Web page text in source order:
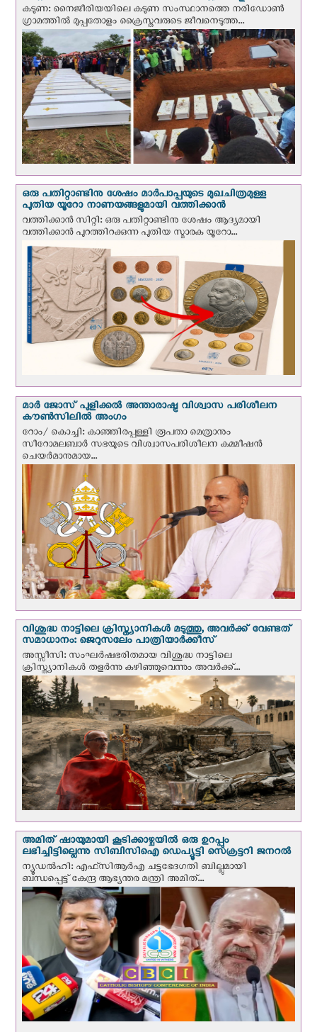
കടുണ: നൈജീരിയയിലെ കടുണ സംസ്ഥാനത്തെ നരിഡോൺ
ഗ്രാമത്തിൽ മുപ്പതോളം ക്രൈസ്തവരുടെ ജീവനെടുത്ത...
ഒരു പതിറ്റാണ്ടിനു ശേഷം മാർപാപ്പയുടെ മുഖചിത്രമുള്ള
പുതിയ യൂറോ നാണയങ്ങളുമായി വത്തിക്കാന്‍
വത്തിക്കാന്‍ സിറ്റി: ഒരു പതിറ്റാണ്ടിനു ശേഷം ആദ്യമായി
വത്തിക്കാൻ പുറത്തിറക്കുന്ന പുതിയ സ്മാരക യൂറോ...
മാർ ജോസ് പുളിക്കൽ അന്താരാഷ്ട്ര വിശ്വാസ പരിശീലന
കൗൺസിലിൽ അംഗം
റോം/ കൊച്ചി: കാഞ്ഞിരപ്പള്ളി രൂപതാ മെത്രാനും
സീറോമലബാർ സഭയുടെ വിശ്വാസപരിശീലന കമ്മീഷൻ
ചെയർമാനുമായ...
വിശുദ്ധ നാട്ടിലെ ക്രിസ്ത്യാനികൾ മടുത്തു, അവർക്ക് വേണ്ടത്
സമാധാനം: ജെറുസലേം പാത്രിയാര്‍ക്കീസ്
അസ്സീസി: സംഘര്‍ഷഭരിതമായ വിശുദ്ധ നാട്ടിലെ
ക്രിസ്ത്യാനികൾ തളര്‍ന്നു കഴിഞ്ഞുവെന്നും അവർക്ക്...
അമിത് ഷായുമായി കൂടിക്കാഴ്ചയില്‍ ഒരു ഉറപ്പും
ലഭിച്ചിട്ടില്ലെന്നു സിബിസിഐ ഡെപ്യൂട്ടി സെക്രട്ടറി ജനറല്‍
ന്യൂഡല്‍ഹി: എഫ്‌സിആര്‍എ ചട്ടഭേദഗതി ബില്ലുമായി
ബന്ധപ്പെട്ട് കേന്ദ്ര ആഭ്യന്തര മന്ത്രി അമിത്...